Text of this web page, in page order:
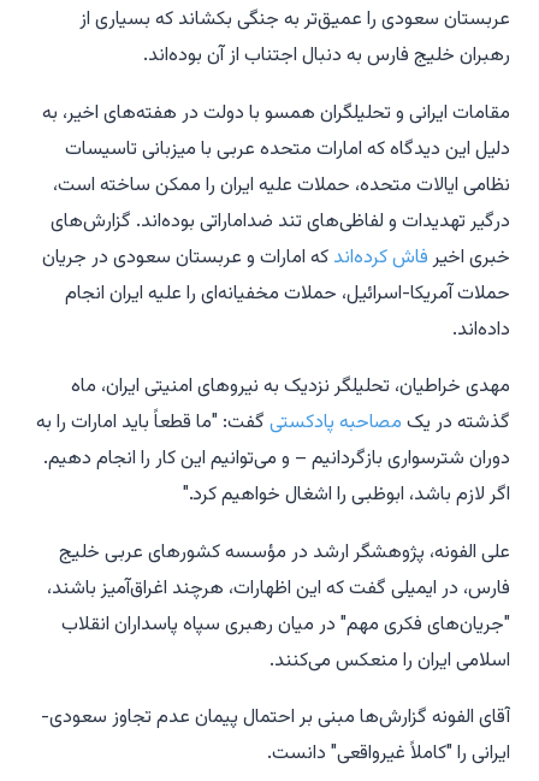
عربستان سعودی را عمیق‌تر به جنگی بکشاند که بسیاری از
رهبران خلیج فارس به دنبال اجتناب از آن بوده‌اند.
مقامات ایرانی و تحلیلگران همسو با دولت در هفته‌های اخیر، به
دلیل این دیدگاه که امارات متحده عربی با میزبانی تاسیسات
نظامی ایالات متحده، حملات علیه ایران را ممکن ساخته است،
درگیر تهدیدات و لفاظی‌های تند ضداماراتی بوده‌اند. گزارش‌های
خبری اخیر فاش کرده‌اند که امارات و عربستان سعودی در جریان
حملات آمریکا-اسرائیل، حملات مخفیانه‌ای را علیه ایران انجام
داده‌اند.
مهدی خراطیان، تحلیلگر نزدیک به نیروهای امنیتی ایران، ماه
گذشته در یک مصاحبه پادکستی گفت: "ما قطعاً باید امارات را به
دوران شترسواری بازگردانیم – و می‌توانیم این کار را انجام دهیم.
اگر لازم باشد، ابوظبی را اشغال خواهیم کرد."
علی الفونه، پژوهشگر ارشد در مؤسسه کشورهای عربی خلیج
فارس، در ایمیلی گفت که این اظهارات، هرچند اغراق‌آمیز باشند،
"جریان‌های فکری مهم" در میان رهبری سپاه پاسداران انقلاب
اسلامی ایران را منعکس می‌کنند.
آقای الفونه گزارش‌ها مبنی بر احتمال پیمان عدم تجاوز سعودی-
ایرانی را "کاملاً غیرواقعی" دانست.